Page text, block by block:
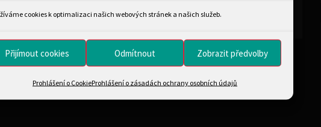
cookies k optimalizaci našich webových stránek a našich služeb.
Přijímout cookies Odmítnout Zobrazit předvolby
Prohlášení o CookieProhlášení o zásadách ochrany osobních údajů